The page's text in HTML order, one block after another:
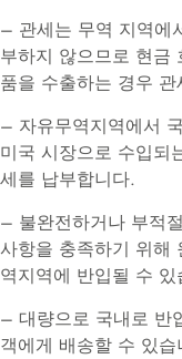
– 관세는 무역 지역에
부하지 않으므로 현금
품을 수출하는 경우
– 자유무역지역에서
미국 시장으로 수입되
세를 납부합니다.
– 불완전하거나 부적
사항을 충족하기 위해
역지역에 반입될 수 있
– 대량으로 국내로 반
객에게 배송할 수 있습